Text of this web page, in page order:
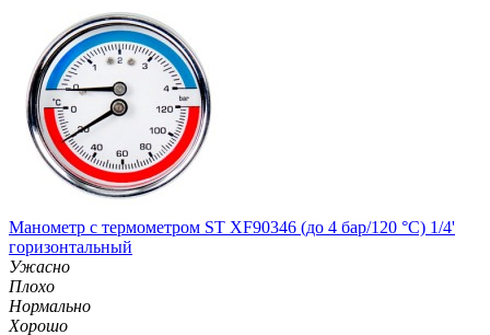
Манометр с термометром ST XF90346 (до 4 бар/120 °C) 1/4'
горизонтальный
Ужасно
Плохо
Нормально
Хорошо